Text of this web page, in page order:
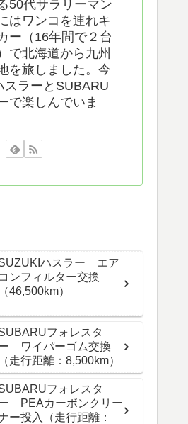
50代サラリーマン
はワンコを連れキ
ー（16年間で２台
で北海道から九州
を旅しました。今
スラーとSUBARU
で楽しんでいま
ハスラー エア
コンフィルター交換
（46,500km）
フォレスタ
ワイパーゴム交換
（走行距離：8,500km）
フォレスタ
PEAカーボンクリー
ー投入（走行距離：